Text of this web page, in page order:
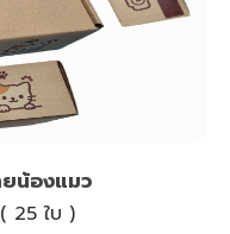
น้องแมว
25 ใบ )